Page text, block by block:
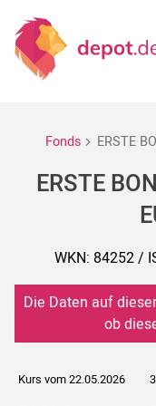
Fonds ERSTE
ERSTE
WKN: 84252 /
Die Daten auf
ob
Kurs vom 22.05.2026